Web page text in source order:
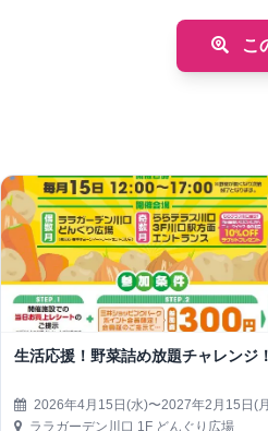
こ
生活応援！野菜詰め放題チャレンジ！
2026年4月15日(水)〜2027年2月15日(
ララガーデン川口 1F どんぐり広場